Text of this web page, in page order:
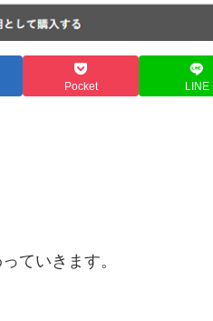
Pocket LINE
ていきます。